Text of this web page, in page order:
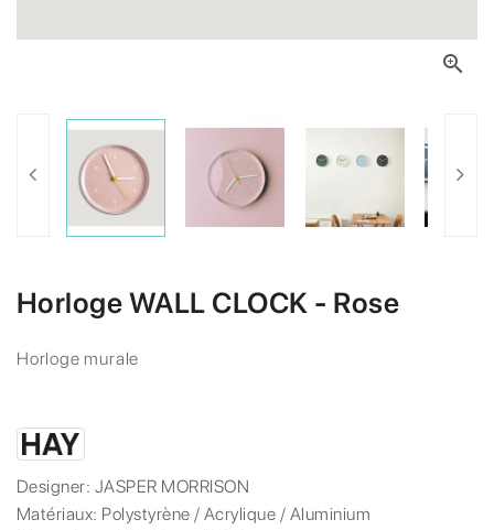

Horloge WALL CLOCK - Rose
Horloge murale
Designer: JASPER MORRISON
Matériaux: Polystyrène / Acrylique / Aluminium